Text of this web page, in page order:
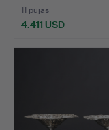
11 pujas
4.411 USD